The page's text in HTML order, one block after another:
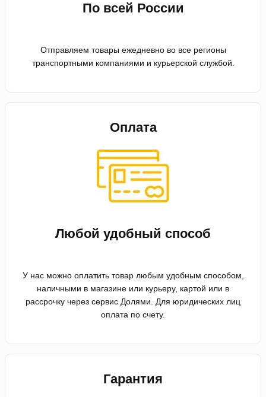
По всей России
Отправляем товары ежедневно во все регионы
транспортными компаниями и курьерской службой.
Оплата
Любой удобный способ
У нас можно оплатить товар любым удобным способом,
наличными в магазине или курьеру, картой или в
рассрочку через сервис Долями. Для юридических лиц
оплата по счету.
Гарантия